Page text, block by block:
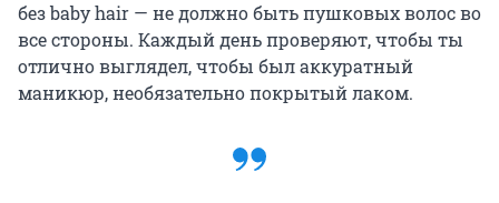
без baby hair — не должно быть пушковых волос во
все стороны. Каждый день проверяют, чтобы ты
отлично выглядел, чтобы был аккуратный
маникюр, необязательно покрытый лаком.